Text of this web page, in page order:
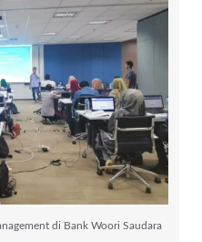
di Bank Woori Saudara